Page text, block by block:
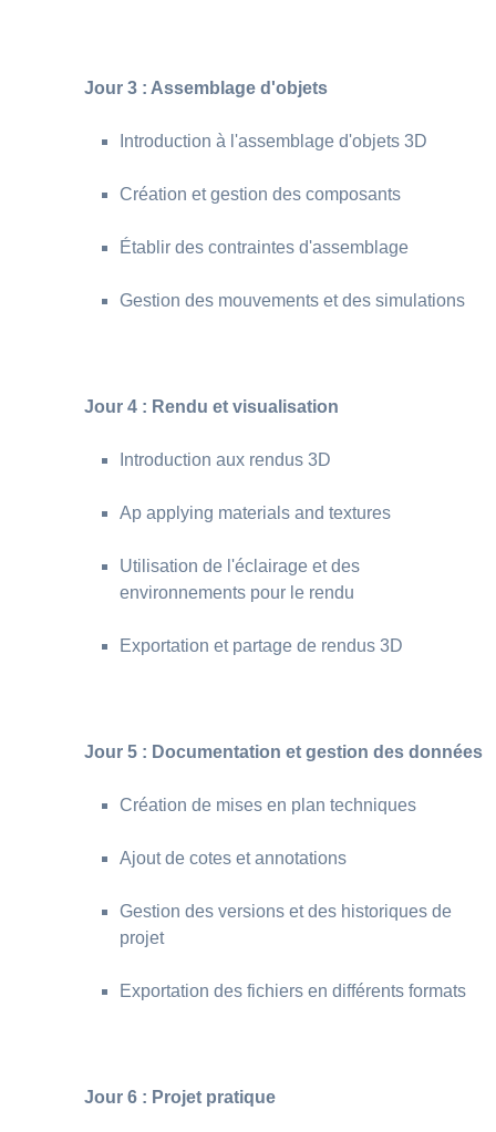
Jour 3 : Assemblage d'objets
Introduction à l'assemblage d'objets 3D
Création et gestion des composants
Établir des contraintes d'assemblage
Gestion des mouvements et des simulations
Jour 4 : Rendu et visualisation
Introduction aux rendus 3D
Ap applying materials and textures
Utilisation de l'éclairage et des
environnements pour le rendu
Exportation et partage de rendus 3D
Jour 5 : Documentation et gestion des données
Création de mises en plan techniques
Ajout de cotes et annotations
Gestion des versions et des historiques de
projet
Exportation des fichiers en différents formats
Jour 6 : Projet pratique